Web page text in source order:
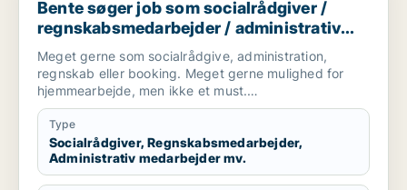
Bente søger job som socialrådgiver /
regnskabsmedarbejder / administrativ
medarbejder / kontorassistent
Meget gerne som socialrådgive, administration,
regnskab eller booking. Meget gerne mulighed for
hjemmearbejde, men ikke et must.
Sekretær for studerende
Type
Socialrådgiver, Regnskabsmedarbejder,
Administrativ medarbejder mv.